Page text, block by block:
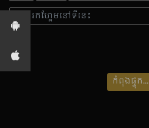
កំពុងផ្ទុក...